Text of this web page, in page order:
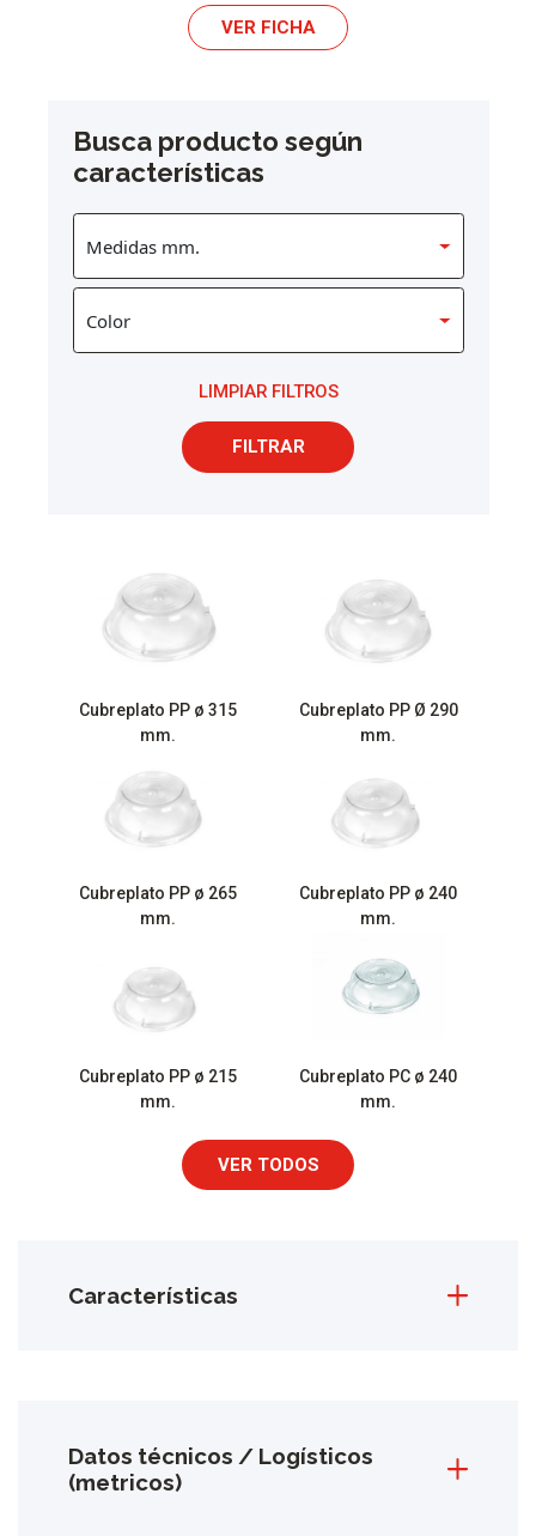
VER FICHA
Busca producto según
características
LIMPIAR FILTROS
FILTRAR
Cubreplato PP ø 315
mm.
Cubreplato PP Ø 290
mm.
Cubreplato PP ø 265
mm.
Cubreplato PP ø 240
mm.
Cubreplato PP ø 215
mm.
Cubreplato PC ø 240
mm.
VER TODOS
Características
Datos técnicos / Logísticos
(metricos)